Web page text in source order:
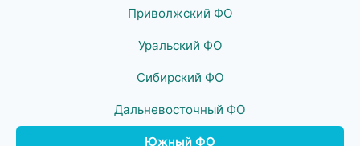
Приволжский ФО
Уральский ФО
Сибирский ФО
Дальневосточный ФО
Южный ФО